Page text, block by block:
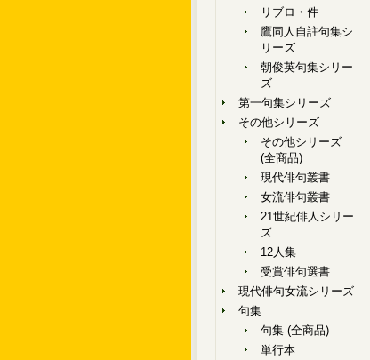
リブロ・件
鷹同人自註句集シ
リーズ
朝俊英句集シリー
ズ
第一句集シリーズ
その他シリーズ
その他シリーズ
(全商品)
現代俳句叢書
女流俳句叢書
21世紀俳人シリー
ズ
12人集
受賞俳句選書
現代俳句女流シリーズ
句集
句集 (全商品)
単行本